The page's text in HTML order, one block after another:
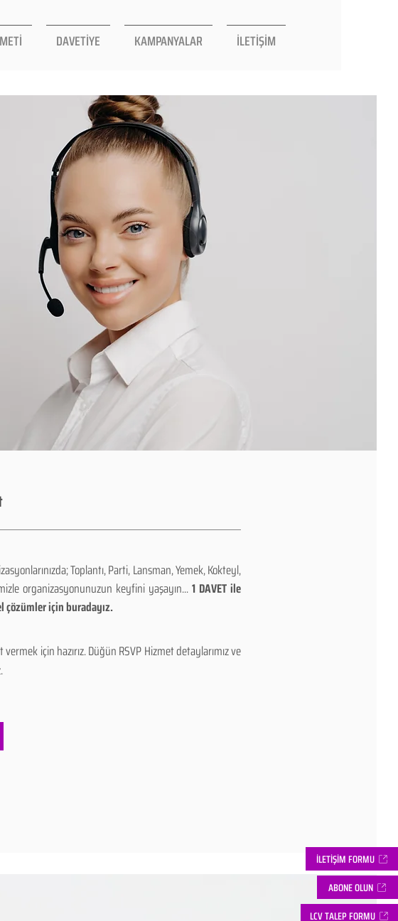
DAVETİYE KAMPANYALAR İLETİŞİM
ABONE OLUN
LCV TALEP FORMU
İLETİŞİM FORMU
Toplantı, Parti, Lansman, Yemek, Kokteyl,
organizasyonunuzun keyfini yaşayın...1 DAVET ile
çözümler için buradayız.
için hazırız. Düğün RSVP Hizmet detaylarımız ve